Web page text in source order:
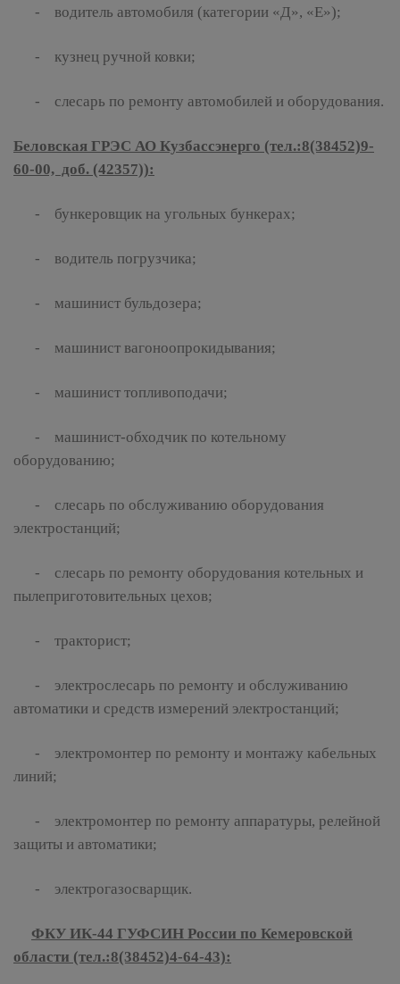
- водитель автомобиля (категории «Д», «Е»);
- кузнец ручной ковки;
- слесарь по ремонту автомобилей и оборудования.
Беловская ГРЭС АО Кузбассэнерго (тел.:8(38452)9-
60-00, доб. (42357)):
- бункеровщик на угольных бункерах;
- водитель погрузчика;
- машинист бульдозера;
- машинист вагоноопрокидывания;
- машинист топливоподачи;
- машинист-обходчик по котельному
оборудованию;
- слесарь по обслуживанию оборудования
электростанций;
- слесарь по ремонту оборудования котельных и
пылеприготовительных цехов;
- тракторист;
- электрослесарь по ремонту и обслуживанию
автоматики и средств измерений электростанций;
- электромонтер по ремонту и монтажу кабельных
линий;
- электромонтер по ремонту аппаратуры, релейной
защиты и автоматики;
- электрогазосварщик.
ФКУ ИК-44 ГУФСИН России по Кемеровской
области (тел.:8(38452)4-64-43):